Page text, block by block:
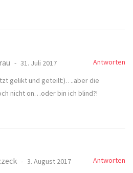
31. Juli 2017
Antworten
gelikt und geteilt:)….aber die
nicht on…oder bin ich blind?!
3. August 2017
Antworten